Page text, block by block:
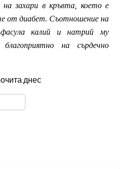
захари в кръвта, което е
от диабет. Съотношение на
калий и натрий му
на сърдечно
днес